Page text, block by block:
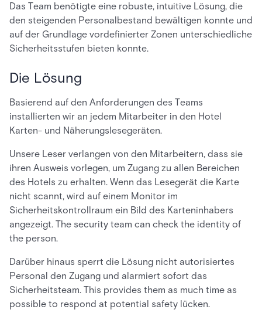
Das Team benötigte eine robuste, intuitive Lösung, die
den steigenden Personalbestand bewältigen konnte und
auf der Grundlage vordefinierter Zonen unterschiedliche
Sicherheitsstufen bieten konnte.
Die Lösung
Basierend auf den Anforderungen des Teams
installierten wir an jedem Mitarbeiter in den Hotel
Karten- und Näherungslesegeräten.
Unsere Leser verlangen von den Mitarbeitern, dass sie
ihren Ausweis vorlegen, um Zugang zu allen Bereichen
des Hotels zu erhalten. Wenn das Lesegerät die Karte
nicht scannt, wird auf einem Monitor im
Sicherheitskontrollraum ein Bild des Karteninhabers
angezeigt. The security team can check the identity of
the person.
Darüber hinaus sperrt die Lösung nicht autorisiertes
Personal den Zugang und alarmiert sofort das
Sicherheitsteam. This provides them as much time as
possible to respond at potential safety lücken.